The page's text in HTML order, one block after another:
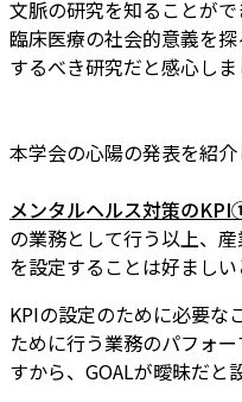
文脈の研究を知ることがで
臨床医療の社会的意義を
するべき研究だと感心しま
本学会の心陽の発表を紹介
メンタルヘルス対策の
の業務として行う以上、
を設定することは好ましい
KPIの設定のために必要な
ために行う業務のパフォ
すから、GOALが曖昧だと